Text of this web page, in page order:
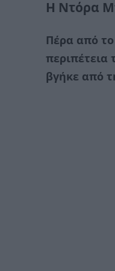
Η Ντόρα
Πέρα από
περιπέτεια
βγήκε από